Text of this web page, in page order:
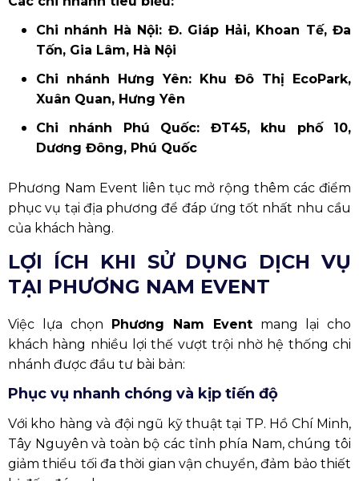
Chi nhánh Hà Nội: Đ. Giáp Hải, Khoan Tế, Đa
Tốn, Gia Lâm, Hà Nội
Chi nhánh Hưng Yên: Khu Đô Thị EcoPark,
Xuân Quan, Hưng Yên
Chi nhánh Phú Quốc: ĐT45, khu phố 10,
Dương Đông, Phú Quốc
Phương Nam Event liên tục mở rộng thêm các điểm
phục vụ tại địa phương để đáp ứng tốt nhất nhu cầu
của khách hàng.
LỢI ÍCH KHI SỬ DỤNG DỊCH VỤ
TẠI PHƯƠNG NAM EVENT
Việc lựa chọn Phương Nam Eventmang lại cho
khách hàng nhiều lợi thế vượt trội nhờ hệ thống chi
nhánh được đầu tư bài bản:
Phục vụ nhanh chóng và kịp tiến độ
Với kho hàng và đội ngũ kỹ thuật tại TP. Hồ Chí Minh,
Tây Nguyên và toàn bộ các tỉnh phía Nam, chúng tôi
giảm thiểu tối đa thời gian vận chuyển, đảm bảo thiết